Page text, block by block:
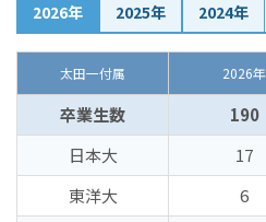
2026年 2025年 2024年
太田一付属 2026年
卒業生数 190
日本大
17
東洋大
6